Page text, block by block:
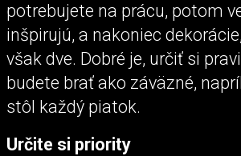
potrebujete na prácu, potom
inšpirujú, a nakoniec
však dve. Dobré je, určiť si
budete brať ako záväzné,
stôl každý piatok.
Určite si priority